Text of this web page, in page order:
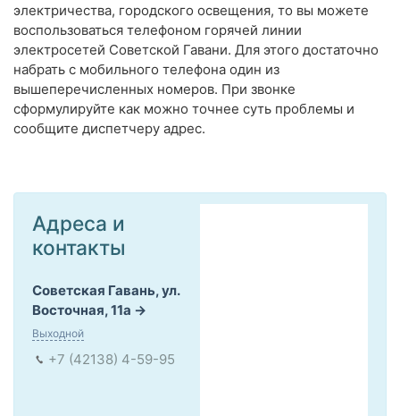
электричества, городского освещения, то вы можете
воспользоваться телефоном горячей линии
электросетей Советской Гавани. Для этого достаточно
набрать с мобильного телефона один из
вышеперечисленных номеров. При звонке
сформулируйте как можно точнее суть проблемы и
сообщите диспетчеру адрес.
Адреса и
контакты
Советская Гавань, ул.
Восточная, 11а
Выходной
+7 (42138) 4-59-95